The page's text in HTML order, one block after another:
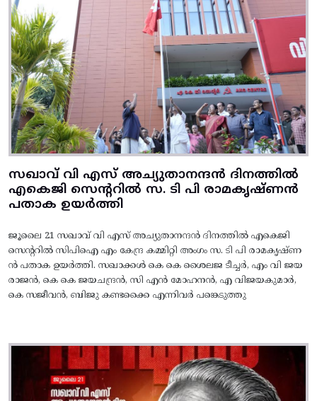
സഖാവ് വി എസ് അച്യുതാനന്ദൻ ദിനത്തിൽ
എകെജി സെന്ററിൽ സ. ടി പി രാമകൃഷ്‌ണൻ
പതാക ഉയർത്തി
ജൂലൈ 21 സഖാവ് വി എസ് അച്യുതാനന്ദൻ ദിനത്തിൽ എകെജി
സെന്ററിൽ സിപിഐ എം കേന്ദ്ര കമ്മിറ്റി അംഗം സ. ടി പി രാമകൃഷ്‌ണ
ൻ പതാക ഉയർത്തി. സഖാക്കൾ കെ കെ ശൈലജ ടീച്ചർ, എം വി ജയ
രാജൻ, കെ കെ ജയചന്ദ്രൻ, സി എൻ മോഹനൻ, എ വിജയകുമാർ,
കെ സജീവൻ, ബിജു കണ്ടക്കൈ എന്നിവർ പങ്കെടുത്തു